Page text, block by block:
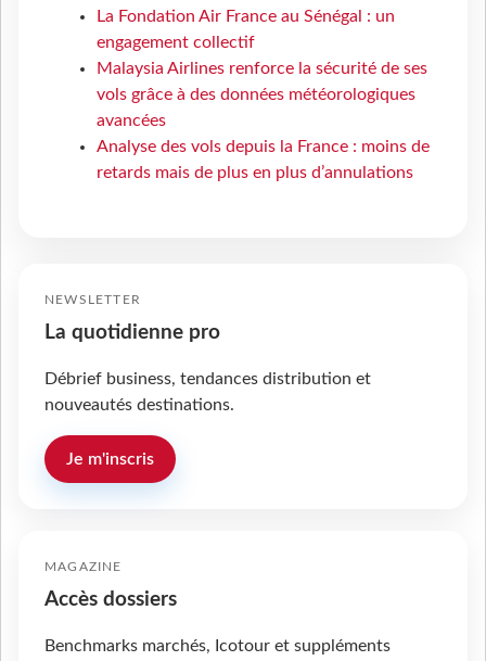
La Fondation Air France au Sénégal : un
engagement collectif
Malaysia Airlines renforce la sécurité de ses
vols grâce à des données météorologiques
avancées
Analyse des vols depuis la France : moins de
retards mais de plus en plus d’annulations
NEWSLETTER
La quotidienne pro
Débrief business, tendances distribution et
nouveautés destinations.
Je m'inscris
MAGAZINE
Accès dossiers
Benchmarks marchés, Icotour et suppléments